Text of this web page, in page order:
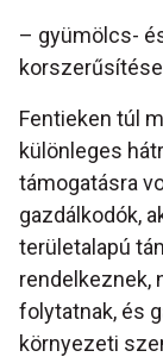
– gyümölcs-
Fentieken túl
különleges
támogatásra
gazdálkodók,
területalapú
rendelkeznek,
folytatnak, és
környezeti